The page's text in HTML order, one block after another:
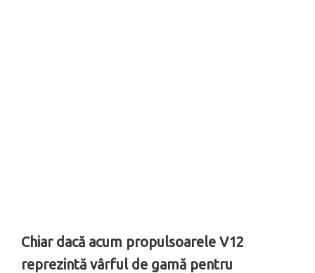
Chiar dacă acum propulsoarele V12
reprezintă vârful de gamă pentru